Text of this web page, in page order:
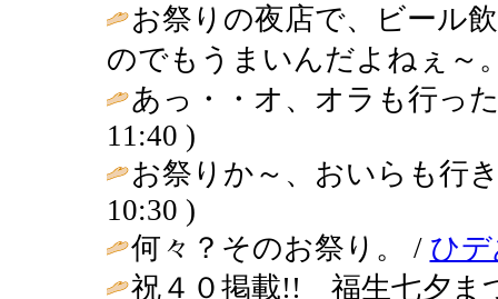
お祭りの夜店で、ビール
のでもうまいんだよねぇ～
あっ・・オ、オラも行っ
11:40 )
お祭りか～、おいらも行
10:30 )
何々？そのお祭り。 / ひ
祝４０掲載!! 福生七夕ま